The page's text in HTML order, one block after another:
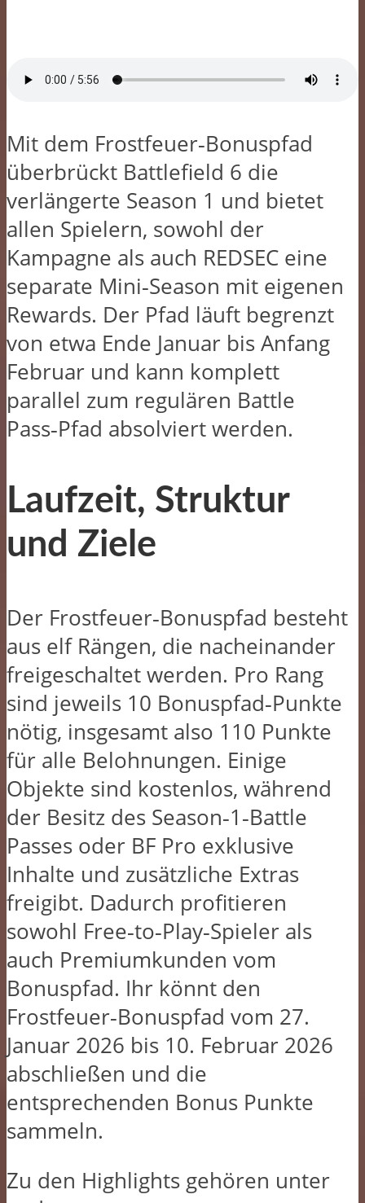
Mit dem Frostfeuer‑Bonuspfad
überbrückt Battlefield 6 die
verlängerte Season 1 und bietet
allen Spielern, sowohl der
Kampagne als auch REDSEC eine
separate Mini‑Season mit eigenen
Rewards. Der Pfad läuft begrenzt
von etwa Ende Januar bis Anfang
Februar und kann komplett
parallel zum regulären Battle
Pass‑Pfad absolviert werden.
Laufzeit, Struktur
und Ziele
Der Frostfeuer‑Bonuspfad besteht
aus elf Rängen, die nacheinander
freigeschaltet werden. Pro Rang
sind jeweils 10 Bonuspfad‑Punkte
nötig, insgesamt also 110 Punkte
für alle Belohnungen. Einige
Objekte sind kostenlos, während
der Besitz des Season‑1‑Battle
Passes oder BF Pro exklusive
Inhalte und zusätzliche Extras
freigibt. Dadurch profitieren
sowohl Free‑to‑Play‑Spieler als
auch Premiumkunden vom
Bonuspfad. Ihr könnt den
Frostfeuer‑Bonuspfad vom 27.
Januar 2026 bis 10. Februar 2026
abschließen und die
entsprechenden Bonus Punkte
sammeln.
Zu den Highlights gehören unter